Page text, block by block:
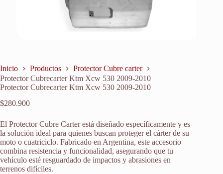
Inicio Productos
Protector Cubre carter
Protector Cubrecarter Ktm Xcw 530 2009-2010
Protector Cubrecarter Ktm Xcw 530 2009-2010
$280.900
El Protector Cubre Carter está diseñado específicamente y es
la solución ideal para quienes buscan proteger el cárter de su
moto o cuatriciclo. Fabricado en Argentina, este accesorio
combina resistencia y funcionalidad, asegurando que tu
vehículo esté resguardado de impactos y abrasiones en
terrenos difíciles.